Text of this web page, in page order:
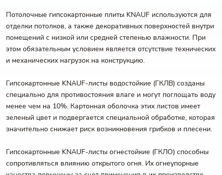
Потолочные гипсокартонные плиты KNAUF используются для
отделки потолков, а также декоративных поверхностей внутри
помещений с низкой или средней степенью влажности. При
этом обязательным условием является отсутствие технических
и механических нагрузок на конструкцию.
Гипсокартонные KNAUF-листы водостойкие (ГКЛВ) созданы
специально для противостояния влаге и могут поглощать воду
менее чем на 10%. Картонная оболочка этих листов имеет
зеленый цвет и подвергается специальной обработке, которая
значительно снижает риск возникновения грибков и плесени.
Гипсокартонные KNAUF-листы огнестойкие (ГКЛО) способны
сопротивляться влиянию открытого огня. Их огнеупорные